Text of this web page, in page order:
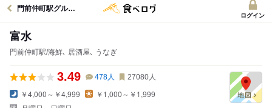
門前仲町駅グルメへ
ログイン
富水
門前仲町駅/海鮮､ 居酒屋､ うなぎ
3.49 478人 27080人
￥4,000～￥4,999
￥1,000～￥1,999